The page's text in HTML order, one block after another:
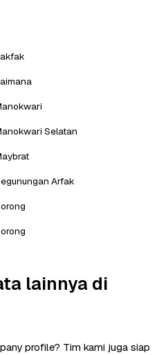
Selatan
Arfak
lainnya di
profile? Tim kami juga siap